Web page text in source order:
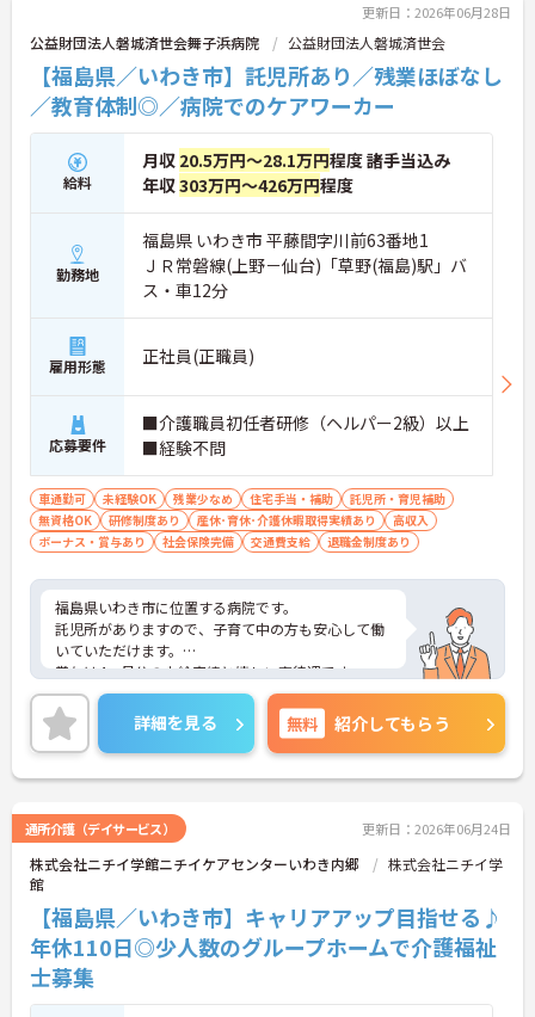
更新日：2026年06月28日
公益財団法人磐城済世会舞子浜病院 公益財団法人磐城済世会
【福島県／いわき市】託児所あり／残業ほぼなし
／教育体制◎／病院でのケアワーカー
給料
月収 20.5万円～28.1万円程度 諸手当込み
年収303万円～426万円程度
勤務地
福島県 いわき市 平藤間字川前63番地1
ＪＲ常磐線(上野－仙台)「草野(福島)駅」バ
ス・車12分
雇用形態 正社員(正職員)
応募要件
■介護職員初任者研修（ヘルパー2級）以上
■経験不問
車通勤可 未経験OK 残業少なめ 住宅手当・補助
託児所・育児補助
無資格OK
研修制度あり 産休･育休･介護休暇取得実績あり
高収入
ボーナス・賞与あり
社会保険完備 交通費支給 退職金制度あり
福島県いわき市に位置する病院です。
託児所がありますので、子育て中の方も安心して働
いていただけます。
賞与は4ヶ月分の支給実績と嬉しい高待遇です。
教育体制にも力を入れており、働きながらスキルア
ップも目指せます。
ご興味ある方には、面接対策ポイントなど、さらに
詳細をお話しいたしますのでお気軽にご相談くださ
い！
詳細を見る 無料 紹介してもらう
通所介護（デイサービス） 更新日：2026年06月24日
株式会社ニチイ学館ニチイケアセンターいわき内郷
株式会社ニチイ学
館
【福島県／いわき市】キャリアアップ目指せる♪
年休110日◎少人数のグループホームで介護福祉
士募集